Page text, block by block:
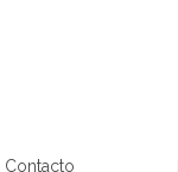
Contacto